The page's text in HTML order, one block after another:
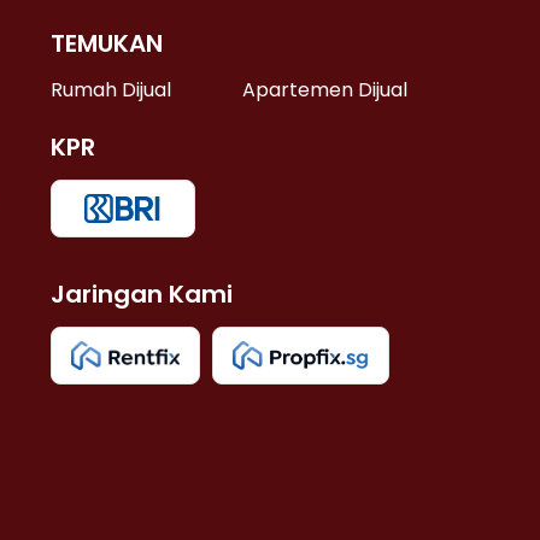
TEMUKAN
Rumah Dijual Apartemen Dijual
KPR
Jaringan Kami